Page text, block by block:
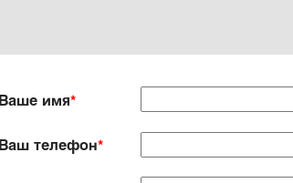
Ваше имя*
Ваш телефон*